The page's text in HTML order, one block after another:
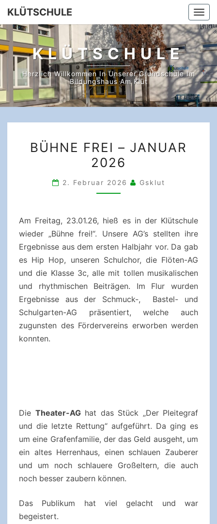
Skip
content
KLÜTSCHULE
KLÜTSCHULE
Herzlich Willkommen In Unserer Grundschule Im
Bildungshaus Am Klüt
FREI
–
2026
BÜHNE FREI – JANUAR
2026
2. Februar 2026 Gsklut
Am Freitag, 23.01.26, hieß es in der Klütschule
wieder „Bühne frei!“. Unsere AG’s stellten ihre
Ergebnisse aus dem ersten Halbjahr vor. Da gab
es Hip Hop, unseren Schulchor, die Flöten-AG
und die Klasse 3c, alle mit tollen musikalischen
und rhythmischen Beiträgen. Im Flur wurden
Ergebnisse aus der Schmuck-, Bastel- und
Schulgarten-AG präsentiert, welche auch
zugunsten des Fördervereins erworben werden
konnten.
Die Theater-AGhat das Stück „Der Pleitegraf
und die letzte Rettung“ aufgeführt. Da ging es
um eine Grafenfamilie, der das Geld ausgeht, um
ein altes Herrenhaus, einen schlauen Zauberer
und um noch schlauere Großeltern, die auch
noch besser zaubern können.
Das Publikum hat viel gelacht und war
begeistert.